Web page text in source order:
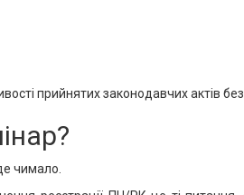
прийнятих законодавчих актів
чимало.